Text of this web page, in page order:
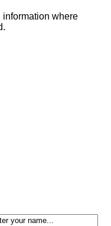
information where